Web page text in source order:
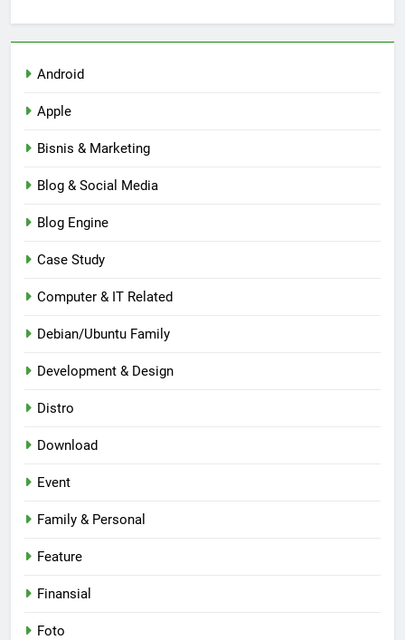
Android
Apple
Bisnis & Marketing
Blog & Social Media
Blog Engine
Case Study
Computer & IT Related
Debian/Ubuntu Family
Development & Design
Distro
Download
Event
Family & Personal
Feature
Finansial
Foto